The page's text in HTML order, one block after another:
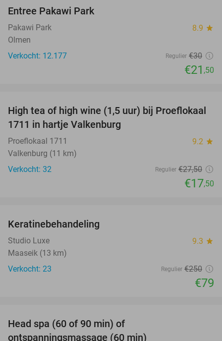
Entree Pakawi Park
Pakawi Park 8.9 star
Olmen
Verkocht: 12.177
Regulier €30
€21 ,50
36%
High tea of high wine (1,5 uur) bij Proeflokaal
1711 in hartje Valkenburg
Proeflokaal 1711 9.2 star
Valkenburg (11 km)
Verkocht: 32
Regulier €27,50
€17,50
Keratinebehandeling
Studio Luxe 9.3 star
Maaseik (13 km)
Verkocht: 23
Regulier €250
€79
Head spa (60 of 90 min) of
ontspanningsmassage (60 min)